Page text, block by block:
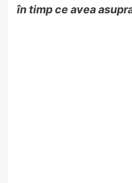
în timp ce avea